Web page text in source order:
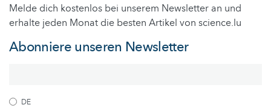
Melde dich kostenlos bei unserem Newsletter an und
erhalte jeden Monat die besten Artikel von science.lu
Abonniere unseren Newsletter
DE